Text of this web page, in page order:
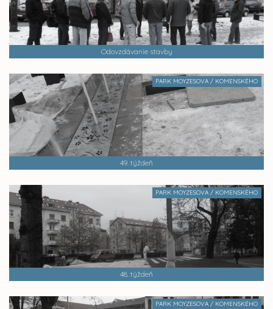
Odovzdávanie stavby
PARK MOYZESOVA / KOMENSKÉHO
49. týždeň
PARK MOYZESOVA / KOMENSKÉHO
48. týždeň
PARK MOYZESOVA / KOMENSKÉHO